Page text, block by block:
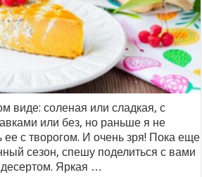
виде: соленая или сладкая, с
или без, но раньше я не
ее с творогом. И очень зря! Пока еще
сезон, спешу поделиться с вами
Яркая …